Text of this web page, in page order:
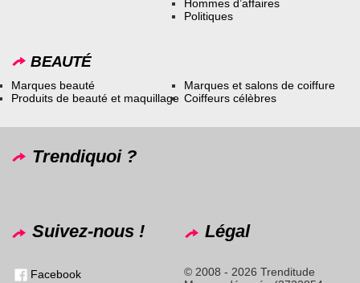
Hommes d’affaires
Politiques
BEAUTÉ
Marques beauté
Produits de beauté et maquillage
Marques et salons de coiffure
Coiffeurs célèbres
Trendiquoi ?
Suivez-nous !
Facebook
Légal
© 2008 - 2026 Trenditude